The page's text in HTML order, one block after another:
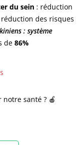
du sein : réduction
réduction des risques
: système
de 86%